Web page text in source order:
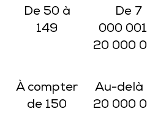
De 50 à
149
De 7
000
20 000
À compter
de 150
Au-delà
20 000